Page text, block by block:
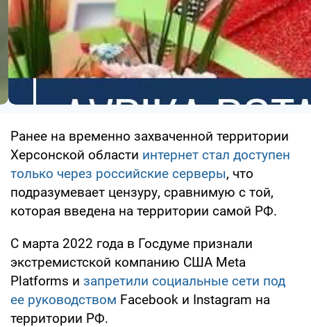
Ранее на временно захваченной территории
Херсонской области интернет стал доступен
только через российские серверы, что
подразумевает цензуру, сравнимую с той,
которая введена на территории самой РФ.
С марта 2022 года в Госдуме признали
экстремистской компанию США Meta
Platforms и запретили социальные сети под
ее руководством Facebook и Instagram на
территории РФ.